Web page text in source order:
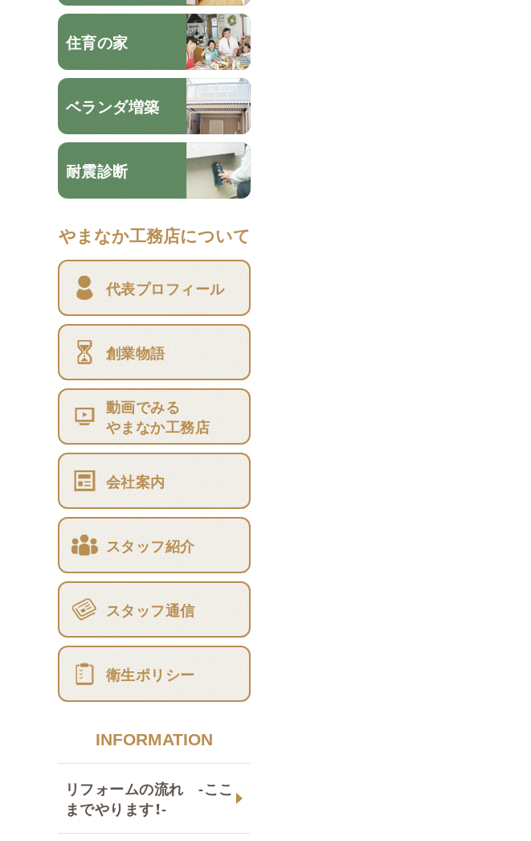
住育の家
ベランダ増築
耐震診断
やまなか工務店について
代表プロフィール
創業物語
動画でみる
やまなか工務店
会社案内
スタッフ紹介
スタッフ通信
衛生ポリシー
INFORMATION
リフォームの流れ -ここ
までやります！-